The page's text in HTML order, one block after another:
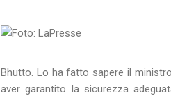
Bhutto. Lo ha fatto sapere il
aver garantito la sicurezza